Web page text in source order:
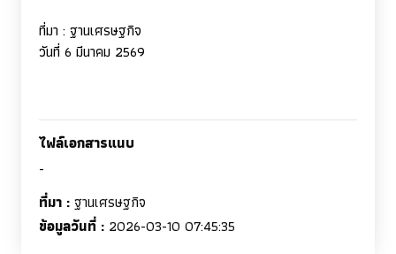
ที่มา : ฐานเศรษฐกิจ
วันที่ 6 มีนาคม 2569
ไฟล์เอกสารแนบ
-
ที่มา : ฐานเศรษฐกิจ
ข้อมูลวันที่ : 2026-03-10 07:45:35